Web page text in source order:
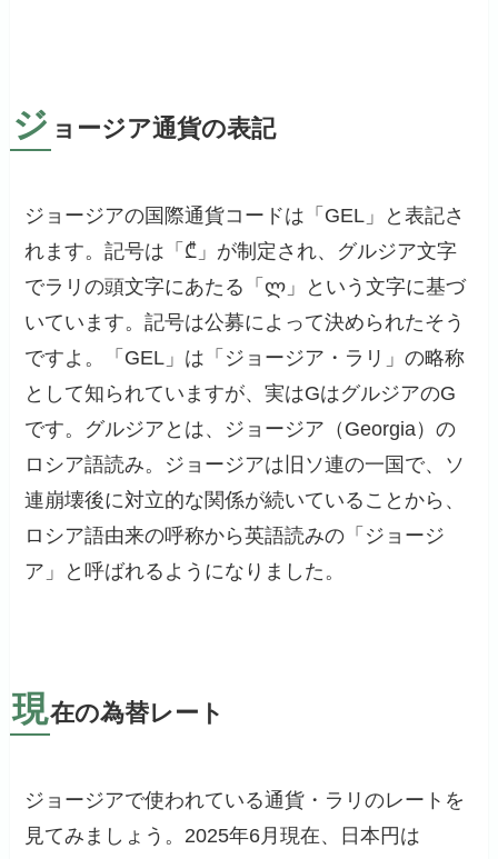
ジ ョージア通貨の表記
ジョージアの国際通貨コードは「GEL」と表記さ
れます。記号は「₾」が制定され、グルジア文字
でラリの頭文字にあたる「ლ」という文字に基づ
いています。記号は公募によって決められたそう
ですよ。「GEL」は「ジョージア・ラリ」の略称
として知られていますが、実はGはグルジアのG
です。グルジアとは、ジョージア（Georgia）の
ロシア語読み。ジョージアは旧ソ連の一国で、ソ
連崩壊後に対立的な関係が続いていることから、
ロシア語由来の呼称から英語読みの「ジョージ
ア」と呼ばれるようになりました。
現在の為替レート
ジョージアで使われている通貨・ラリのレートを
見てみましょう。2025年6月現在、日本円は